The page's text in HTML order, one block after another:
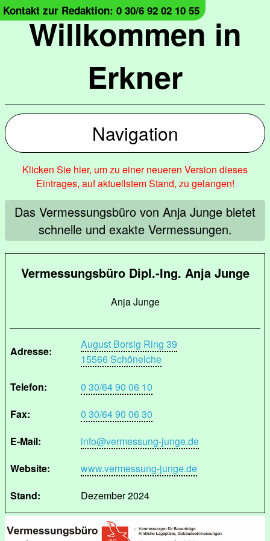
Willkommen in
Erkner
Kontakt zur Redaktion: 0 30/6 92 02 10 55
Navigation
Klicken Sie hier, um zu einer neueren Version dieses
Eintrages, auf aktuellstem Stand, zu gelangen!
Das Vermessungsbüro von Anja Junge bietet
schnelle und exakte Vermessungen.
Vermessungsbüro Dipl.-Ing. Anja Junge
Anja Junge
Adresse:
August Borsig Ring 39
15566 Schöneiche
Telefon:
0 30/64 90 06 10
Fax:
0 30/64 90 06 30
E-Mail:
info@vermessung-junge.de
Website:
www.vermessung-junge.de
Stand:
Dezember 2024